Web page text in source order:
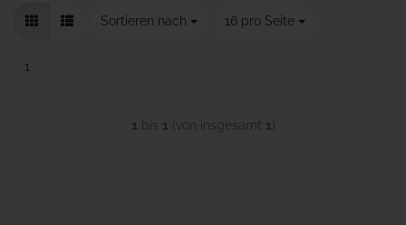
Sortieren nach
Sortieren nach 16 pro Seite
pro Seite
1
1 bis 1 (von insgesamt 1)